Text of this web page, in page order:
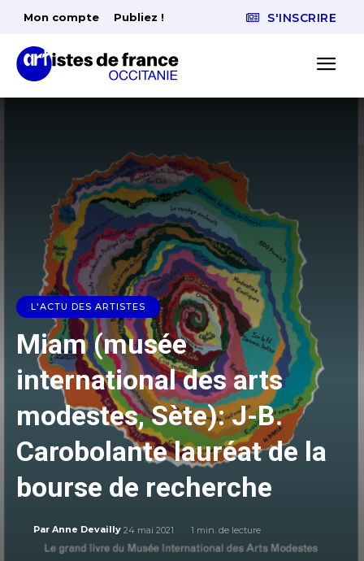
Mon compte Publiez ! S'INSCRIRE
L'ACTU DES ARTISTES
Miam (musée
international des arts
modestes, Sète): J-B.
Carobolante lauréat de la
bourse de recherche
Par Anne Devailly 24 mai 2021 1 min. de lecture